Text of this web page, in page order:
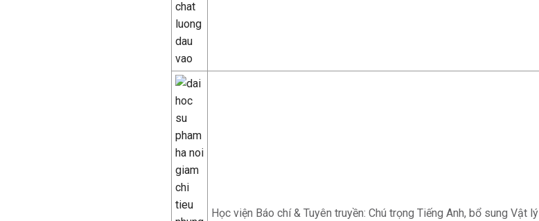
Học viện Báo chí & Tuyên truyền: Chú trọng Tiếng Anh, bổ sung Vật lý